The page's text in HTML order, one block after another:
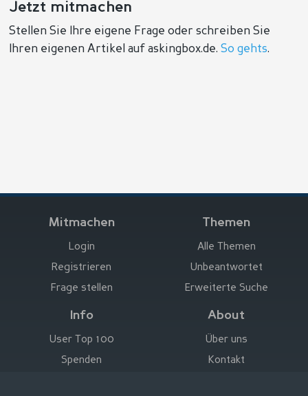
Jetzt mitmachen
Stellen Sie Ihre eigene Frage oder schreiben Sie
Ihren eigenen Artikel auf askingbox.de.So gehts.
Mitmachen
Login
Registrieren
Frage stellen
Themen
Alle Themen
Unbeantwortet
Erweiterte Suche
Info
User Top 100
Spenden
About
Über uns
Kontakt